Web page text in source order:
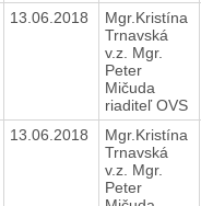
13.06.2018
Mgr.Kristína
Trnavská
v.z. Mgr.
Peter
Mičuda
riaditeľ OVS
13.06.2018
Mgr.Kristína
Trnavská
v.z. Mgr.
Peter